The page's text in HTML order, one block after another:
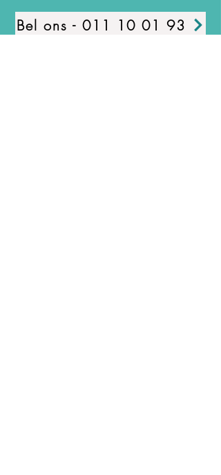
Bel ons - 011 10 01 93